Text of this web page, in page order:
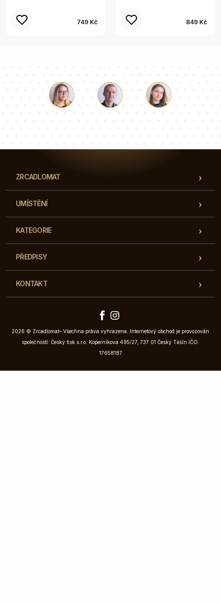
749 Kč 849 Kč
ZRCADLOMAT
UMÍSTĚNÍ
KATEGORIE
PŘEDPISY
KONTAKT
2026 © Zrcadlomat– Všechna práva vyhrazena. Internetový obchod je provozován
společností: Český tisk s.r.o. Koperníkova 495/27, 737 01 Český Těšín IČO:
17658187